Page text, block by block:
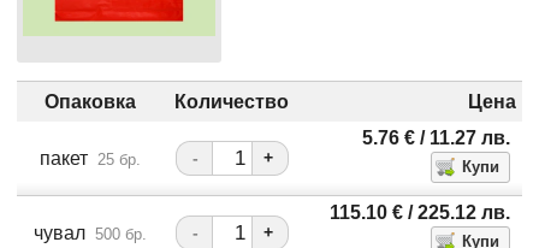
Опаковка Количество Цена
пакет 25 бр. - +
5.76 €/ 11.27 лв.
чувал 500 бр. - +
115.10 €/ 225.12 лв.